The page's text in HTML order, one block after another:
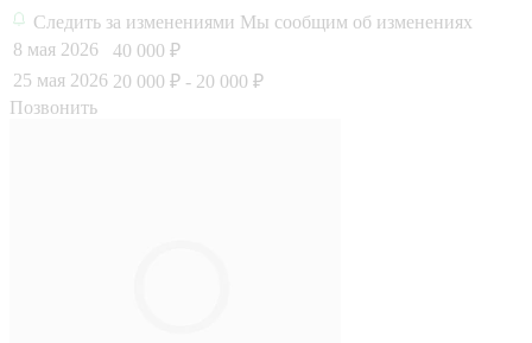
Следить за изменениями Мы сообщим об изменениях
8 мая 2026
40 000 ₽
25 мая 2026 20 000 ₽ - 20 000 ₽
Позвонить